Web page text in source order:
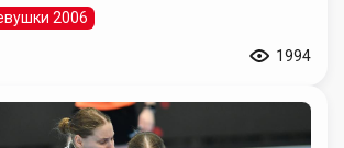
2006
1994